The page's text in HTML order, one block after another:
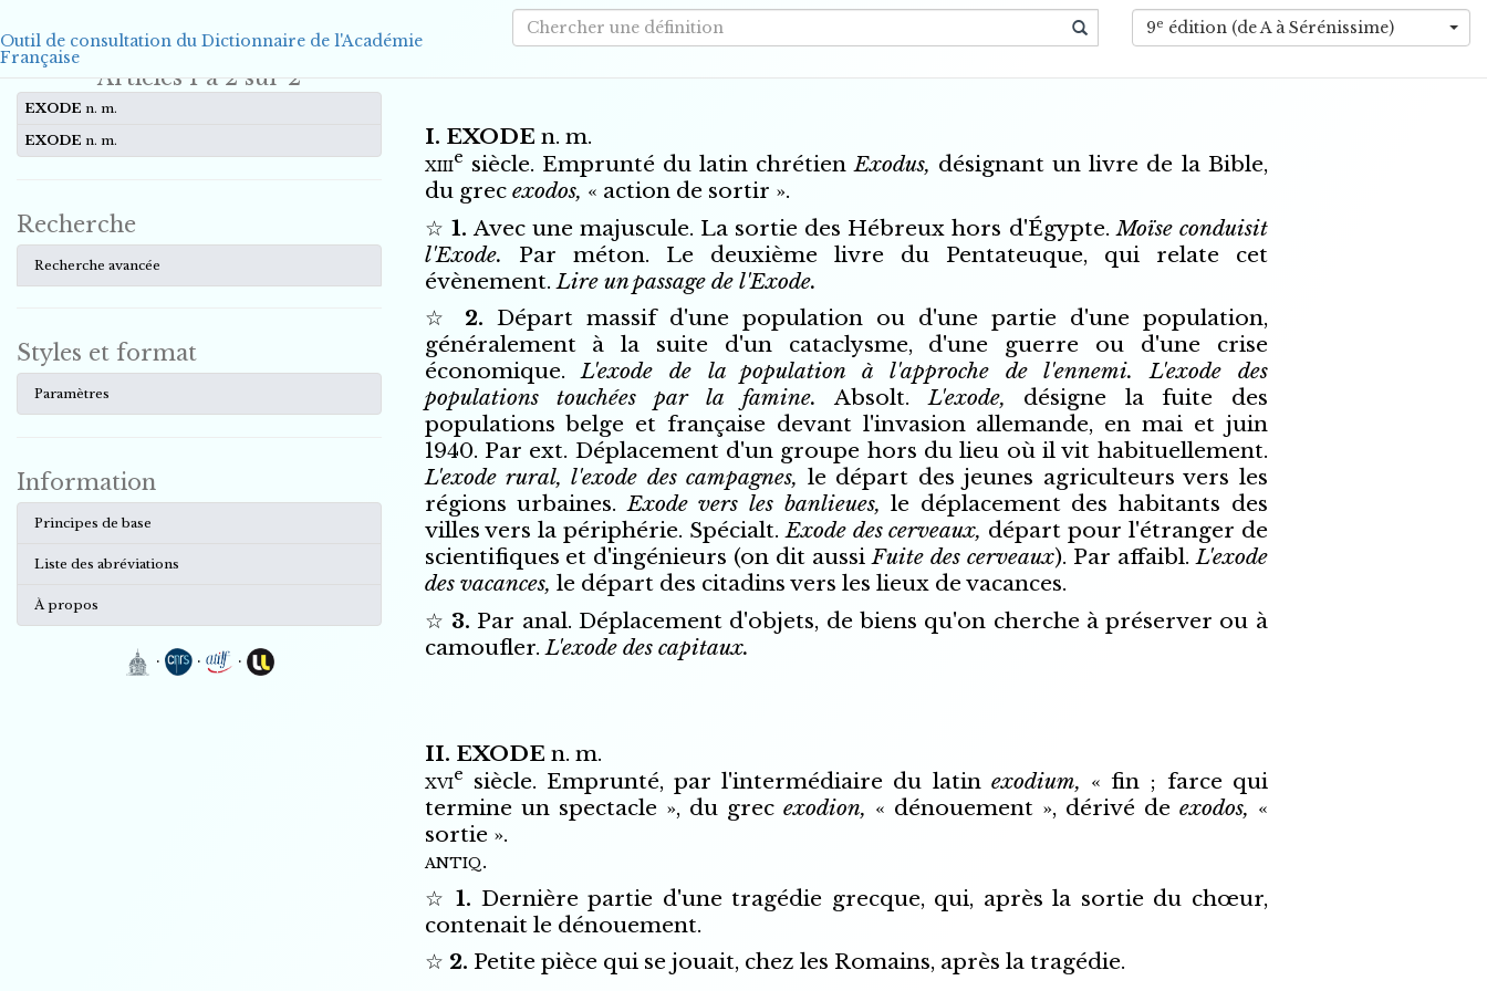
Outil de consultation du Dictionnaire de l'Académie
Française
9e édition (de A à Sérénissime)
Articles1 à 2 sur 2
EXODE n. m.
EXODE n. m.
Recherche
Recherche avancée
Styles et format
Paramètres
Information
Principes de base
Liste des abréviations
À propos
· · ·
I. EXODE n. m.
xiiie siècle. Emprunté du latin chrétienExodus, désignant un livre de la Bible,
du grec exodos, « action de sortir ».
1.Avec une majuscule. La sortie des Hébreux hors d'Égypte.Moïse conduisit
l'Exode. Par méton. Le deuxième livre du Pentateuque, qui relate cet
évènement.Lire un passage de l'Exode.
2. Départ massif d'une population ou d'une partie d'une population,
généralement à la suite d'un cataclysme, d'une guerre ou d'une crise
économique.L'exode de la population à l'approche de l'ennemi. L'exode des
populations touchées par la famine.Absolt.L'exode, désigne la fuite des
populations belge et française devant l'invasion allemande, en mai et juin
1940. Par ext. Déplacement d'un groupe hors du lieu où il vit habituellement.
L'exode rural, l'exode des campagnes, le départ des jeunes agriculteurs vers les
régions urbaines.Exode vers les banlieues,le déplacement des habitants des
villes vers la périphérie. Spécialt.Exode des cerveaux, départ pour l'étranger de
scientifiques et d'ingénieurs (on dit aussiFuite des cerveaux). Par affaibl.L'exode
des vacances, le départ des citadins vers les lieux de vacances.
3. Par anal. Déplacement d'objets, de biens qu'on cherche à préserver ou à
camoufler.L'exode des capitaux.
II. EXODE n. m.
xvie siècle. Emprunté, par l'intermédiaire du latin exodium, « fin ; farce qui
termine un spectacle », du grec exodion, « dénouement », dérivé de exodos, «
sortie ».
antiq.
1. Dernière partie d'une tragédie grecque, qui, après la sortie du chœur,
contenait le dénouement.
2. Petite pièce qui se jouait, chez les Romains, après la tragédie.